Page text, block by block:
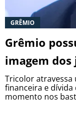
GRÊMIO
Grêmio
imagem dos
Tricolor atravessa
financeira e
momento nos